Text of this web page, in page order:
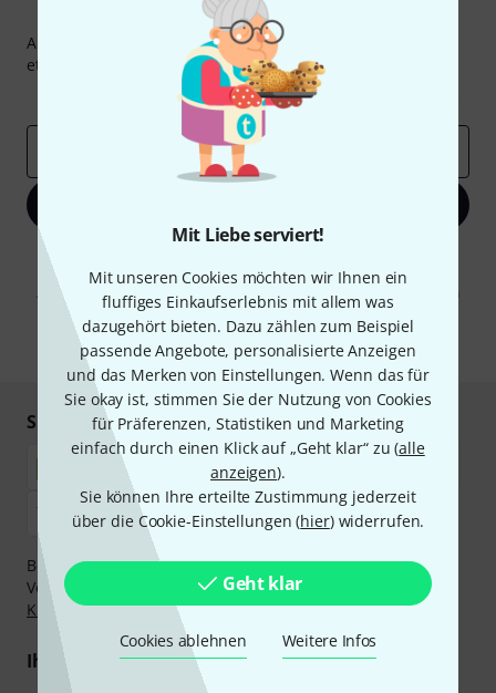
Mit Liebe serviert!
Mit unseren Cookies möchten wir Ihnen ein
fluffiges Einkaufserlebnis mit allem was
dazugehört bieten. Dazu zählen zum Beispiel
passende Angebote, personalisierte Anzeigen
und das Merken von Einstellungen. Wenn das für
Sie okay ist, stimmen Sie der Nutzung von Cookies
für Präferenzen, Statistiken und Marketing
einfach durch einen Klick auf „Geht klar“ zu (alle
anzeigen).
Sie können Ihre erteilte Zustimmung jederzeit
über die Cookie-Einstellungen (hier) widerrufen.
Geht klar
Cookies ablehnen Weitere Infos
Thomann Newsletter
Abonniere den Thomann Newsletter und gewinne mit
etwas Glück einen von 50 Gutscheinenüber jeweils
Inspirierende Beiträge
Deals
Mit Klick auf „Jetzt anmelden“ stimmen Sie dem Erhalt von E-Mail-
Werbung und einer Messung des E-Mail-Nutzungsverhaltens zu. Die
Abmeldung ist jederzeit möglich. Weitere Informationen finden Sie in
unserenDatenschutzhinweisen.
* Pflichtfeld
Sicher einkaufen & bezahlen
Bezahlen Sie vertraulich und sicher per Nachnahme,
Vorkasse, PayPal, Amazon Pay,Klarna Sofort bezahlen
,
Klarna Ratenzahlungoder Kreditkarte.
Ihre Vorteile